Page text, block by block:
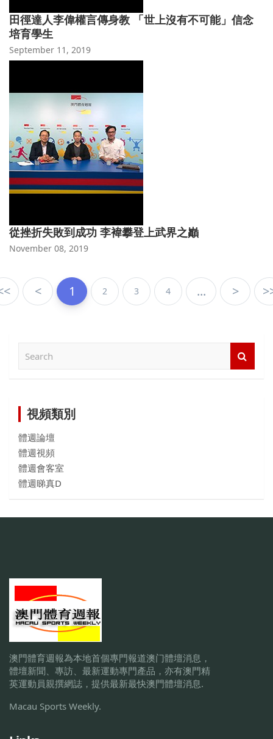
田徑達人李偉權言傳身教 「世上沒有不可能」信念
培育學生
September 11, 2019
從挫折失敗到成功 李褘攀登上武界之巓
November 08, 2019
< 1 2 3 4 ... >
索
視頻類別
體週論壇
體週視頻
體週會客室
體週睇真D
澳門體育週報為本地首個專門報道澳门體壇消息，
體壇新聞、專訪、最新運動專門產品，亦有澳門精
英運動員親撰網誌，提供最新最快澳門體壇消息.
Macau Sports Weekly.